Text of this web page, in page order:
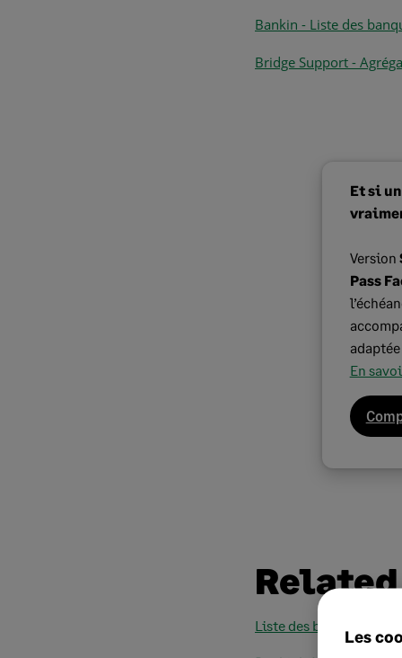
Bankin - Liste des
Bridge Support -
Et si
Version
Pass
En
Liste des banques
Les